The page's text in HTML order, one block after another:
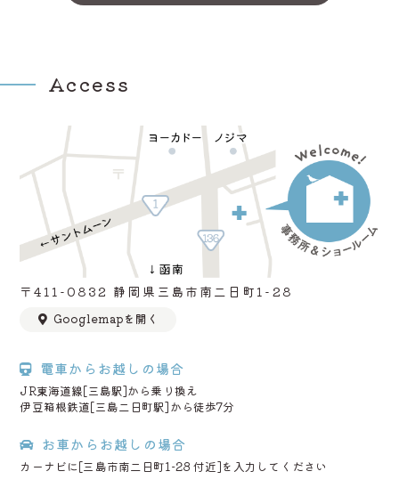
Access
〒411-0832 静岡県三島市南二日町1-28
Googlemapを開く
電車からお越しの場合
JR東海道線[三島駅]から乗り換え
伊豆箱根鉄道[三島二日町駅]から徒歩7分
お車からお越しの場合
カーナビに[三島市南二日町1-28 付近]を入力してください